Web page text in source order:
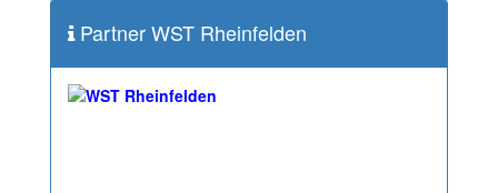
Partner WST Rheinfelden